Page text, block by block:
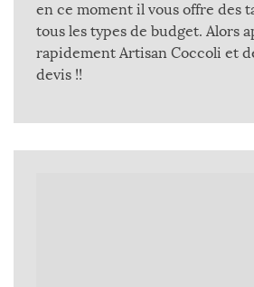
en ce moment il vous offre des
tous les types de budget. Alors
rapidement Artisan Coccoli et
devis !!